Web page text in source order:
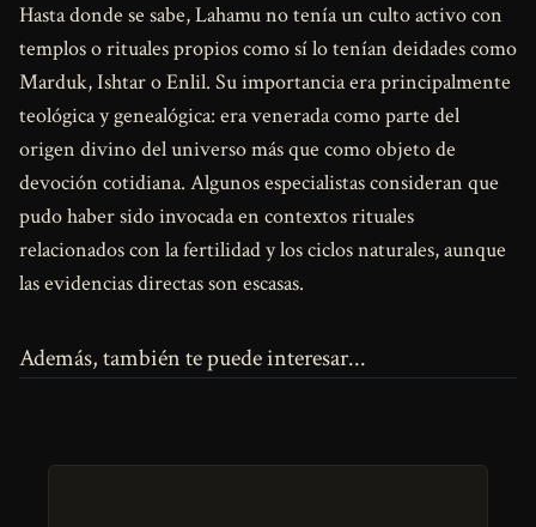
Hasta donde se sabe, Lahamu no tenía un culto activo con
templos o rituales propios como sí lo tenían deidades como
Marduk, Ishtar o Enlil. Su importancia era principalmente
teológica y genealógica: era venerada como parte del
origen divino del universo más que como objeto de
devoción cotidiana. Algunos especialistas consideran que
pudo haber sido invocada en contextos rituales
relacionados con la fertilidad y los ciclos naturales, aunque
las evidencias directas son escasas.
Además, también te puede interesar...